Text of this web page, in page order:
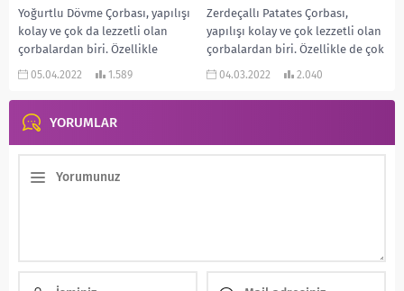
Yoğurtlu Dövme Çorbası, yapılışı
kolay ve çok da lezzetli olan
çorbalardan biri. Özellikle
yapılışı da oldukça kolay. Ayrıca
05.04.2022 1.589
Zerdeçallı Patates Çorbası,
yapılışı kolay ve çok lezzetli olan
çorbalardan biri. Özellikle de çok
hafif oluyor. Aynı zamanda çok
04.03.2022 2.040
YORUMLAR